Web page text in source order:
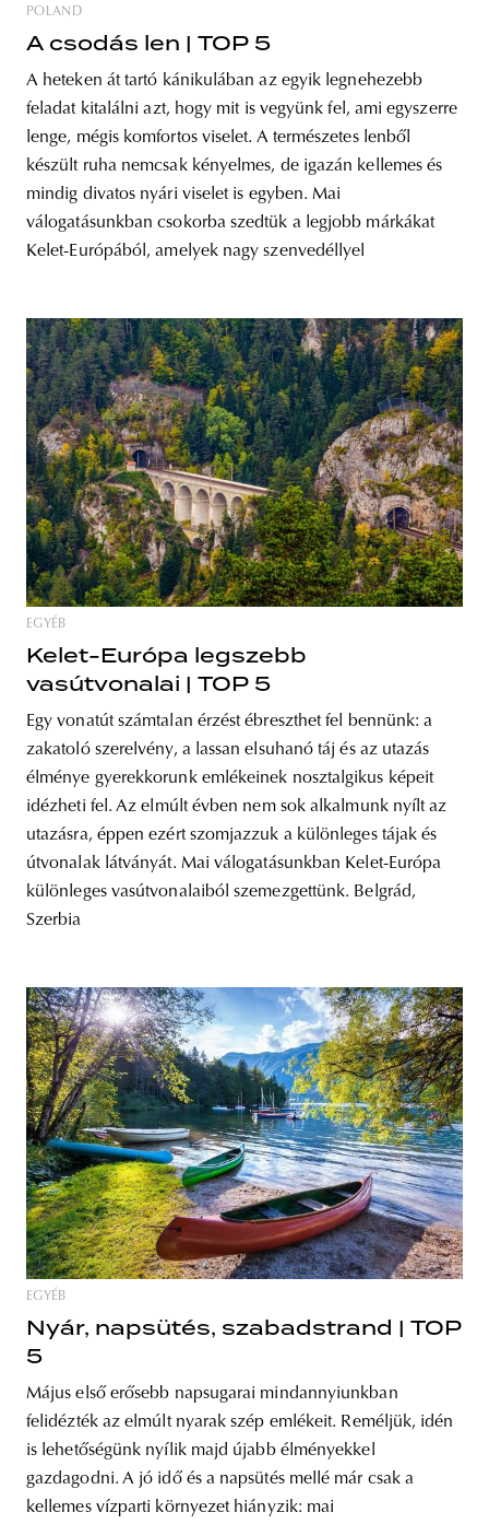
POLAND
A csodás len | TOP 5
A heteken át tartó kánikulában az egyik legnehezebb
feladat kitalálni azt, hogy mit is vegyünk fel, ami egyszerre
lenge, mégis komfortos viselet. A természetes lenből
készült ruha nemcsak kényelmes, de igazán kellemes és
mindig divatos nyári viselet is egyben. Mai
válogatásunkban csokorba szedtük a legjobb márkákat
Kelet-Európából, amelyek nagy szenvedéllyel
EGYÉB
Kelet-Európa legszebb
vasútvonalai | TOP 5
Egy vonatút számtalan érzést ébreszthet fel bennünk: a
zakatoló szerelvény, a lassan elsuhanó táj és az utazás
élménye gyerekkorunk emlékeinek nosztalgikus képeit
idézheti fel. Az elmúlt évben nem sok alkalmunk nyílt az
utazásra, éppen ezért szomjazzuk a különleges tájak és
útvonalak látványát. Mai válogatásunkban Kelet-Európa
különleges vasútvonalaiból szemezgettünk. Belgrád,
Szerbia
EGYÉB
Nyár, napsütés, szabadstrand | TOP
5
Május első erősebb napsugarai mindannyiunkban
felidézték az elmúlt nyarak szép emlékeit. Reméljük, idén
is lehetőségünk nyílik majd újabb élményekkel
gazdagodni. A jó idő és a napsütés mellé már csak a
kellemes vízparti környezet hiányzik: mai